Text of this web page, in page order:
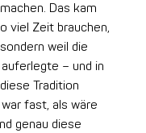
Das kam
viel Zeit brauchen,
weil die
– und in
Tradition
fast, als wäre
genau diese